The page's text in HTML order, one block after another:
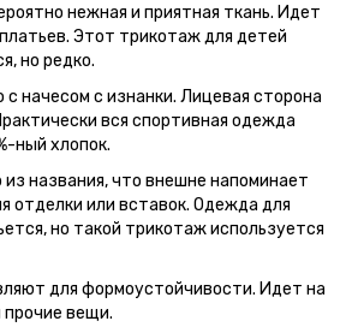
нежная и приятная ткань. Идет
Этот трикотаж для детей
но редко.
начесом с изнанки. Лицевая сторона
вся спортивная одежда
ный хлопок.
названия, что внешне напоминает
отделки или вставок. Одежда для
но такой трикотаж используется
для формоустойчивости. Идет на
прочие вещи.